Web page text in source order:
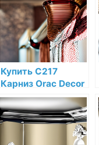
Купить C217
Карниз Orac Decor
Полиуретан Orac
Decor по низкой
цене в интернет-